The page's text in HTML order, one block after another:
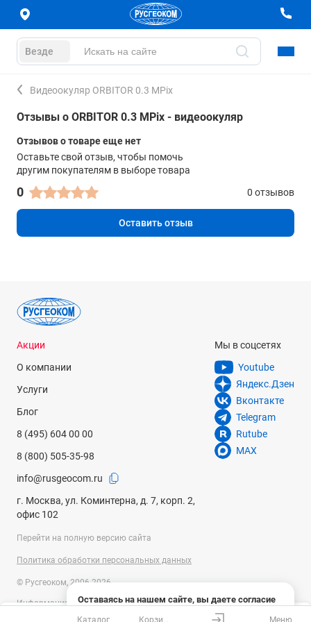
Везде
Видеоокуляр ORBITOR 0.3 MPix
Отзывы о ORBITOR 0.3 MPix - видеоокуляр
Отзывов о товаре еще нет
Оставьте свой отзыв, чтобы помочь
другим покупателям в выборе товара
0 0 отзывов
Оставить отзыв
Оставаясь на нашем сайте, вы даете согласие
на использование файлов cookies и сбор данных
Акции
О компании
Услуги
Блог
8 (495) 604 00 00
8 (800) 505-35-98
info@rusgeocom.ru
г. Москва, ул. Коминтерна, д. 7, корп. 2,
офис 102
Мы в соцсетях
Youtube
Яндекс.Дзен
Вконтакте
Telegram
Rutube
MAX
Перейти на полную версию сайта
Политика обработки персональных данных
© Русгеоком, 2006-2026
Информация на сайте носит справочный характер и не является
публичной офертой, определяемой положениями Статьи 437
Каталог Меню